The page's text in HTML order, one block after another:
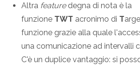
Altra feature degna di nota è la
funzione TWT acronimo di T
funzione grazie alla quale
una comunicazione ad intervalli
C'è un duplice vantaggio: si